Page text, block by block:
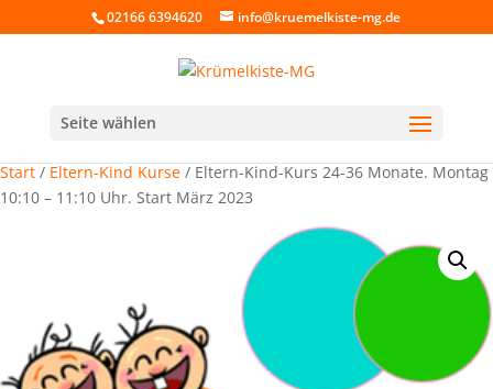
02166 6394620 info@kruemelkiste-mg.de
Seite wählen
Start / Eltern-Kind Kurse / Eltern-Kind-Kurs 24-36 Monate. Montag
10:10 – 11:10 Uhr. Start März 2023